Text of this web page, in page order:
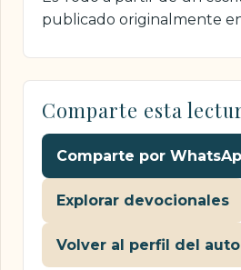
publicado originalmente
Comparte esta
Comparte por
Explorar devocionales
Volver al perfil del